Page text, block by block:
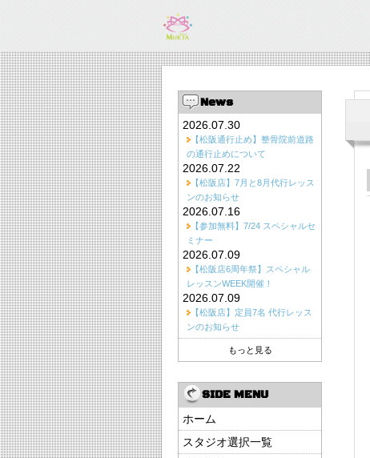
News
2026.07.30
【松阪通行止め】整骨院前道路
の通行止めについて
2026.07.22
【松阪店】7月と8月代行レッス
ンのお知らせ
2026.07.16
【参加無料】7/24 スペシャルセ
ミナー
2026.07.09
【松阪店6周年祭】スペシャル
レッスンWEEK開催！
2026.07.09
【松阪店】定員7名 代行レッス
ンのお知らせ
もっと見る
SIDE MENU
ホーム
スタジオ選択一覧